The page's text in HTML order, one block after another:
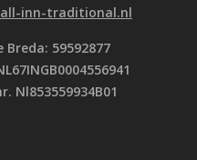
inn-traditional.nl
Breda: 59592877
Nl853559934B01